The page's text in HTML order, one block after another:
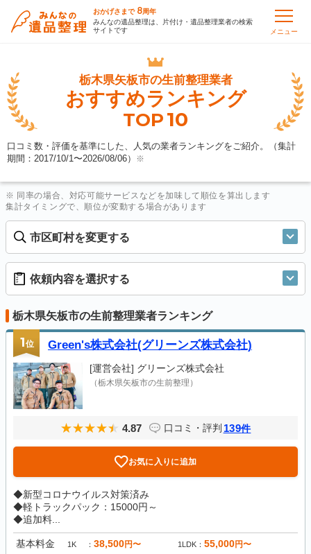
おかげさまで 8周年
みんなの遺品整理は、片付け・遺品整理業者の検索
サイトです
メニュー
栃木県矢板市の生前整理業者
おすすめランキング
TOP10
口コミ数・評価を基準にした、人気の業者ランキングをご紹介。（集計
期間：2017/10/1〜2026/08/06） ※
※ 同率の場合、対応可能サービスなどを加味して順位を算出します
集計タイミングで、順位が変動する場合があります
市区町村を変更する
依頼内容を選択する
栃木県矢板市の生前整理業者ランキング
1位 Green's株式会社(グリーンズ株式会社)
[運営会社] グリーンズ株式会社
（栃木県矢板市の生前整理）
4.87 口コミ・評判 139件
お気に入りに追加
◆新型コロナウイルス対策済み
◆軽トラックパック：15000円～
◆追加料...
基本料金 1K 38,500円〜 1LDK 55,000円〜